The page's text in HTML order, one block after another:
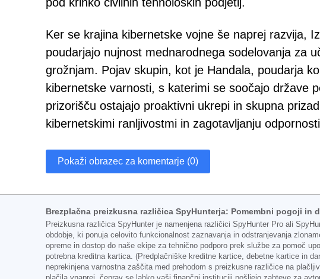
Ker se krajina kibernetske vojne še naprej razvija,
poudarjajo nujnost mednarodnega sodelovanja za
grožnjam. Pojav skupin, kot je Handala, poudarja
kibernetske varnosti, s katerimi se soočajo države
prizorišču ostajajo proaktivni ukrepi in skupna
kibernetskimi ranljivostmi in zagotavljanju
Pokaži obrazec za komentarje (0)
Brezplačna preizkusna različica SpyHunterja: Pomembni pogoji in
Preizkusna različica SpyHunter je namenjena različici SpyHunter Pro ali
obdobje, ki ponuja celovito funkcionalnost zaznavanja in odstranjevanja
opreme in dostop do naše ekipe za tehnično podporo prek službe za pomoč
potrebna kreditna kartica. (Predplačniške kreditne kartice, debetne kartice in
neprekinjena varnostna zaščita med prehodom s preizkusne različice na